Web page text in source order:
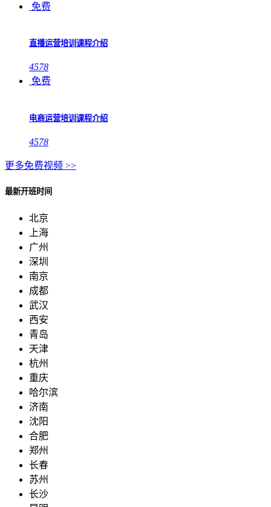
免费
直播运营培训课程介绍
4578
免费
电商运营培训课程介绍
4578
更多免费视频 >>
最新开班时间
北京
上海
广州
深圳
南京
成都
武汉
西安
青岛
天津
杭州
重庆
哈尔滨
济南
沈阳
合肥
郑州
长春
苏州
长沙